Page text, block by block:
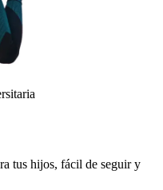
tus hijos, fácil de seguir y